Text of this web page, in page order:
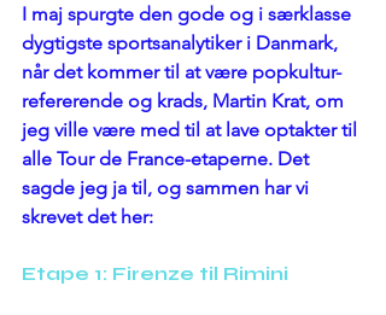
I maj spurgte den gode og i særklasse
dygtigste sportsanalytiker i Danmark,
når det kommer til at være popkultur-
refererende og krads, Martin Krat, om
jeg ville være med til at lave optakter til
alle Tour de France-etaperne. Det
sagde jeg ja til, og sammen har vi
skrevet det her:
Etape 1: Firenze til Rimini